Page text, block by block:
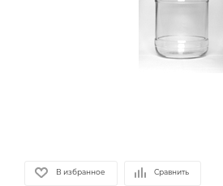
В избранное Сравнить